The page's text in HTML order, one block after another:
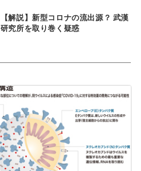
【解説】新型コロナの流出源？ 武漢
研究所を取り巻く疑惑